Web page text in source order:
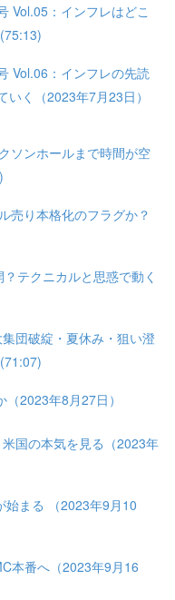
Vol.05：インフレはどこ
Vol.06：インフレの先読
く（2023年7月23日）
ソンホールまで時間が空
売り本格化のフラグか？
テクニカルと思惑で動く
団破綻・夏休み・狙い澄
2023年8月27日）
国の本気を見る（2023年
まる （2023年9月10
本番へ（2023年9月16